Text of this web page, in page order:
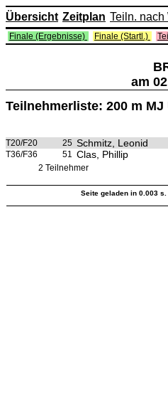
Übersicht Zeitplan Teiln. nach
Finale (Ergebnisse) Finale (Startl.)
am
Teilnehmerliste: 200 m MJ
T20/F20 25 Schmitz, Leonid
T36/F36 51 Clas, Phillip
2 Teilnehmer
Seite geladen in 0.003